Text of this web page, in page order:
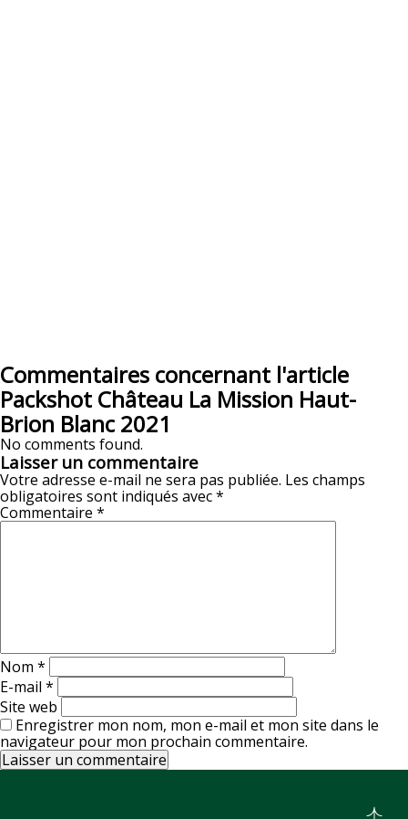
Commentaires concernant l'article
Packshot Château La Mission Haut-
Brion Blanc 2021
No comments found.
Laisser un commentaire
Votre adresse e-mail ne sera pas publiée. Les champs
obligatoires sont indiqués avec*
Commentaire *
Nom *
E-mail *
Site web
Enregistrer mon nom, mon e-mail et mon site dans le
navigateur pour mon prochain commentaire.